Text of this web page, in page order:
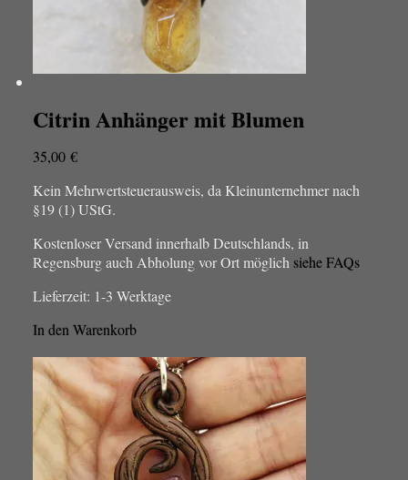
Citrin Anhänger mit Blumen
35,00 €
Kein Mehrwertsteuerausweis, da Kleinunternehmer nach
§19 (1) UStG.
Kostenloser Versand innerhalb Deutschlands, in
Regensburg auch Abholung vor Ort möglich siehe FAQs
Lieferzeit: 1-3 Werktage
In den Warenkorb